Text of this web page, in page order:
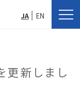
JA EN
更新しまし